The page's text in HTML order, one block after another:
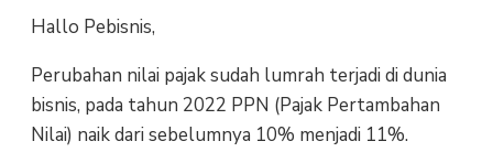
Hallo Pebisnis,
Perubahan nilai pajak sudah lumrah terjadi di dunia
bisnis, pada tahun 2022 PPN (Pajak Pertambahan
Nilai) naik dari sebelumnya 10% menjadi 11%.